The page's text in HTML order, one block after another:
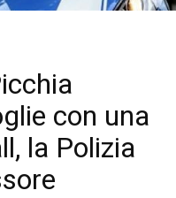
con una
la Polizia